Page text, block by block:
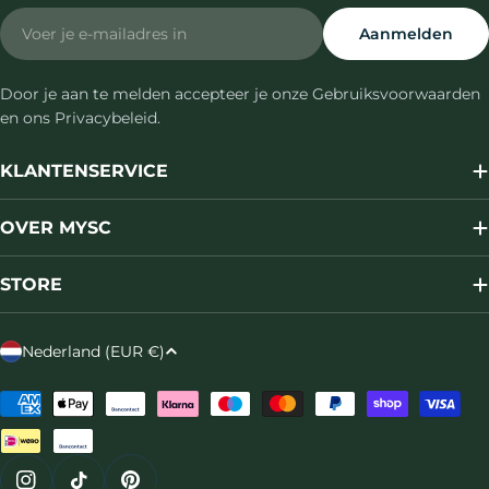
Email
Aanmelden
Door je aan te melden accepteer je onze Gebruiksvoorwaarden
en ons Privacybeleid.
KLANTENSERVICE
OVER MYSC
STORE
L
n
d
/
Nederland (EUR €)
Betaalmethoden